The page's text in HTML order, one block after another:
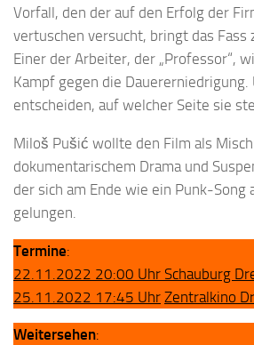
Vorfall, den der auf den Erfolg der
vertuschen versucht, bringt das Fass
Einer der Arbeiter, der „Professor“,
Kampf gegen die Dauererniedrigung.
entscheiden, auf welcher Seite sie
Miloš Pušić wollte den Film als
dokumentarischem Drama und
der sich am Ende wie ein Punk-Song
gelungen.
Termine:
22.11.2022 20:00 Uhr Schauburg
25.11.2022 17:45 Uhr Zentralkino
Weitersehen: